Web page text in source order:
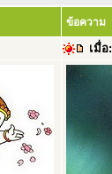
ข้อความ
เมื่อ: